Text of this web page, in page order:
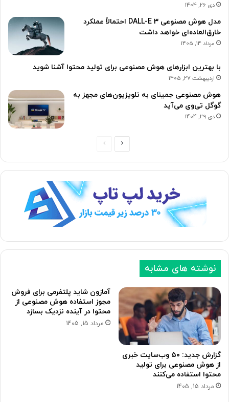
دی 26, 1404
مدل هوش مصنوعی DALL-E 3 احتمالاً عملکرد
خارق‌العاده‌ای خواهد داشت
مرداد 14, 1405
با بهترین ابزارهای هوش مصنوعی برای تولید محتوا آشنا شوید
اردیبهشت 27, 1405
هوش مصنوعی جمینای به تلویزیون‌های مجهز به
گوگل تی‌وی می‌آید
دی 29, 1404
صفحه
صفحه
نوشته های مشابه
گزارش جدید: ۵۰ وب‌سایت خبری
از هوش مصنوعی برای تولید
محتوا استفاده می‌کنند
مرداد 15, 1405
آمازون شاید پلتفرمی برای فروش
مجوز استفاده هوش مصنوعی از
محتوا در آینده نزدیک بسازد
مرداد 15, 1405